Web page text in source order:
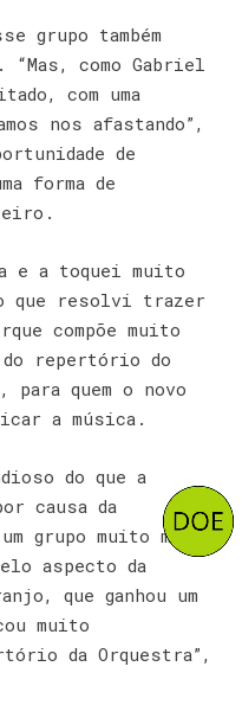
grupo também
como Gabriel
com uma
nos afastando”,
de
forma de
e a toquei muito
que resolvi trazer
compõe muito
do repertório do
quem o novo
a música.
do que a
causa da
grupo muito menor
aspecto da
que ganhou um
muito
da Orquestra”,